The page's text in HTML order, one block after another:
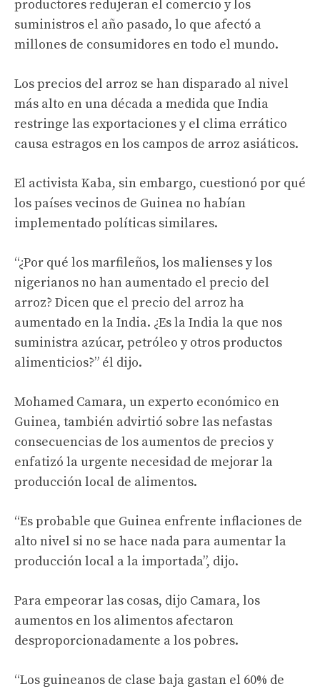
productores redujeran el comercio y los
suministros el año pasado, lo que afectó a
millones de consumidores en todo el mundo.
Los precios del arroz se han disparado al nivel
más alto en una década a medida que India
restringe las exportaciones y el clima errático
causa estragos en los campos de arroz asiáticos.
El activista Kaba, sin embargo, cuestionó por qué
los países vecinos de Guinea no habían
implementado políticas similares.
“¿Por qué los marfileños, los malienses y los
nigerianos no han aumentado el precio del
arroz? Dicen que el precio del arroz ha
aumentado en la India. ¿Es la India la que nos
suministra azúcar, petróleo y otros productos
alimenticios?” él dijo.
Mohamed Camara, un experto económico en
Guinea, también advirtió sobre las nefastas
consecuencias de los aumentos de precios y
enfatizó la urgente necesidad de mejorar la
producción local de alimentos.
“Es probable que Guinea enfrente inflaciones de
alto nivel si no se hace nada para aumentar la
producción local a la importada”, dijo.
Para empeorar las cosas, dijo Camara, los
aumentos en los alimentos afectaron
desproporcionadamente a los pobres.
“Los guineanos de clase baja gastan el 60% de